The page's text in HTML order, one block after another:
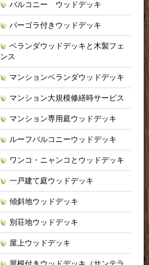
バルコニー ウッドデッキ
パーゴラ付きウッドデッキ
ベランダウッドデッキと木製フェ
ンス
マンションベランダウッドデッキ
マンション大規模修繕時サービス
マンション専用庭ウッドデッキ
ルーフバルコニーウッドデッキ
ワンコ・ニャンコとウッドデッキ
一戸建て庭ウッドデッキ
傾斜地ウッドデッキ
別荘地ウッドデッキ
屋上ウッドデッキ